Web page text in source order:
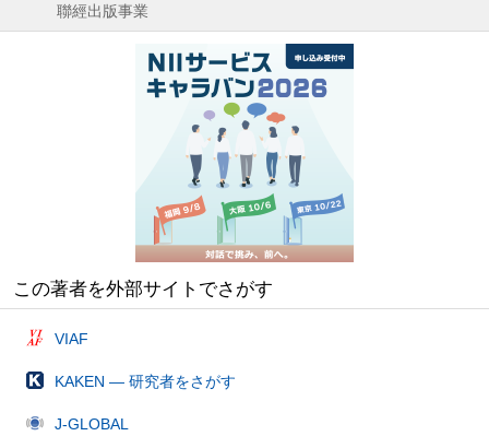
聯經出版事業
この著者を外部サイトでさがす
VIAF
KAKEN — 研究者をさがす
J-GLOBAL